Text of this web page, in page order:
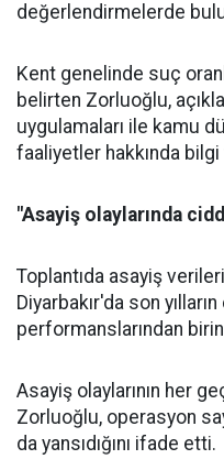
değerlendirmelerde
Kent genelinde suç
belirten Zorluoğlu,
uygulamaları ile kamu
faaliyetler hakkında
"Asayiş olaylarında
Toplantıda asayiş
Diyarbakır'da son
performanslarından
Asayiş olaylarının her
Zorluoğlu, operasyon
da yansıdığını ifade etti.